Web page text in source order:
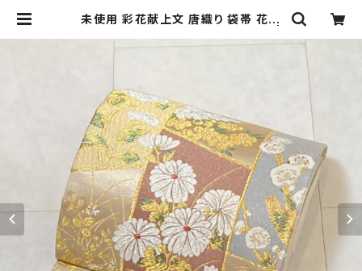
未使用 彩花献上文 唐織り 袋帯 花柄
kimono Re:和 [online store] キ